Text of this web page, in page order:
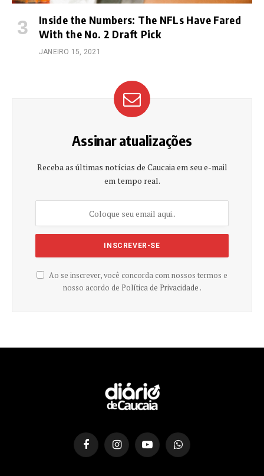
Inside the Numbers: The NFLs Have Fared
With the No. 2 Draft Pick
JANEIRO 15, 2021
Assinar atualizações
Receba as últimas notícias de Caucaia em seu e-mail
em tempo real.
Ao se inscrever, você concorda com nossos termos e
nosso acordo de Política de Privacidade .
FacebookInstagramYouTubeWhatsApp